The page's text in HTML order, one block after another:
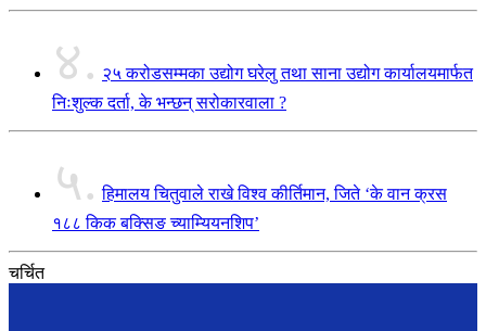
४. २५ करोडसम्मका उद्योग घरेलु तथा साना उद्योग कार्यालयमार्फत
निःशुल्क दर्ता, के भन्छन् सरोकारवाला ?
५. हिमालय चितुवाले राखे विश्व कीर्तिमान, जिते ‘के वान क्रस
१८८ किक बक्सिङ च्याम्यियनशिप’
चर्चित